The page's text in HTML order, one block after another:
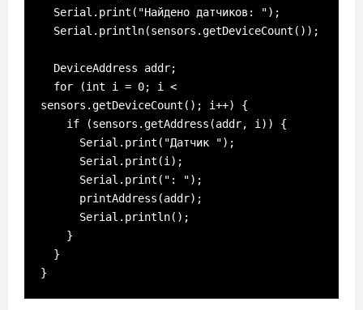
sensors.getDeviceCount(); i++) {
}